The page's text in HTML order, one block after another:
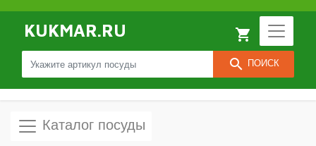
KUKMAR.RU
search ПОИСК
local_grocery_store
Каталог посуды